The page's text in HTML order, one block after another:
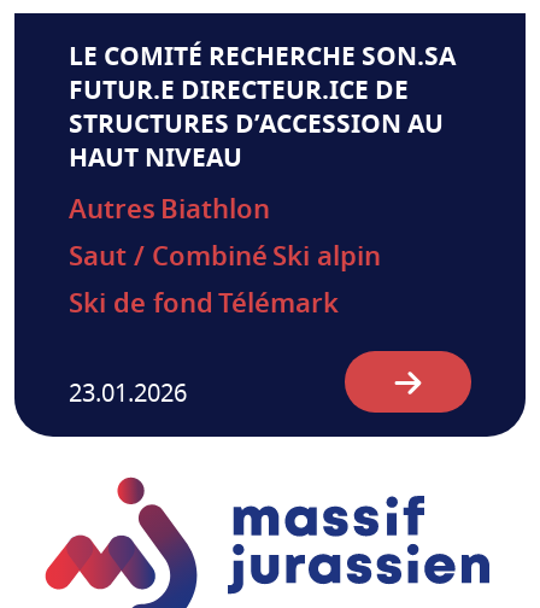
LE COMITÉ RECHERCHE SON.SA
FUTUR.E DIRECTEUR.ICE DE
STRUCTURES D’ACCESSION AU
HAUT NIVEAU
Autres Biathlon
Saut / Combiné Ski alpin
Ski de fond Télémark
23.01.2026